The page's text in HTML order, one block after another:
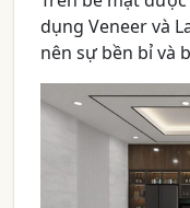
dụng Veneer và
nên sự bền bỉ và